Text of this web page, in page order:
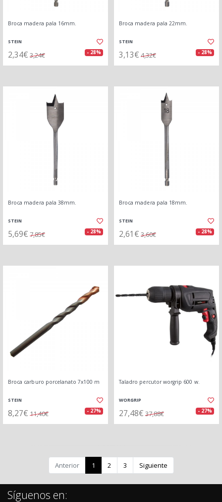
Broca madera pala 16mm.
STEIN
2,34€ 3,24€ - 28%
Broca madera pala 22mm.
STEIN
3,13€ 4,32€ - 28%
Broca madera pala 38mm.
STEIN
5,69€ 7,85€ - 28%
Broca madera pala 18mm.
STEIN
2,61€ 3,60€ - 28%
Broca carburo porcelanato 7x100 m
STEIN
8,27€ 11,40€ - 27%
Taladro percutor worgrip 600 w.
WORGRIP
27,48€ 37,88€ - 27%
Anterior 1 2 3 Siguiente
Síguenos en: